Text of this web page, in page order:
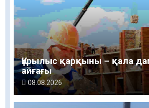
Құрылыс қарқыны – қала
айғағы
08.08.2026